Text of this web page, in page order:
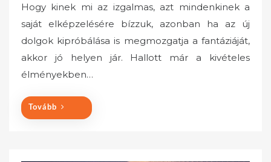
s
t
e
o
Hogy kinek mi az izgalmas, azt mindenkinek a
saját elképzelésére bízzuk, azonban ha az új
dolgok kipróbálása is megmozgatja a fantáziáját,
akkor jó helyen jár. Hallott már a kivételes
élményekben…
Tovább